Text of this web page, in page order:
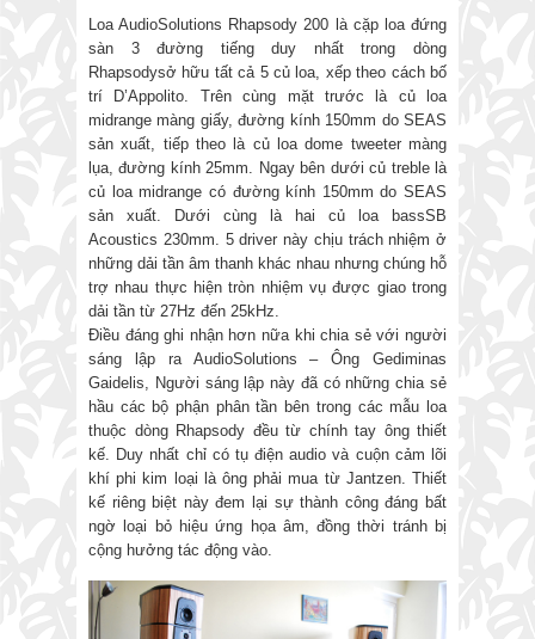
Loa AudioSolutions Rhapsody 200 là cặp loa đứng
sàn 3 đường tiếng duy nhất trong dòng
Rhapsodysở hữu tất cả 5 củ loa, xếp theo cách bố
trí D’Appolito. Trên cùng mặt trước là củ loa
midrange màng giấy, đường kính 150mm do SEAS
sản xuất, tiếp theo là củ loa dome tweeter màng
lụa, đường kính 25mm. Ngay bên dưới củ treble là
củ loa midrange có đường kính 150mm do SEAS
sản xuất. Dưới cùng là hai củ loa bassSB
Acoustics 230mm. 5 driver này chịu trách nhiệm ở
những dải tần âm thanh khác nhau nhưng chúng hỗ
trợ nhau thực hiện tròn nhiệm vụ được giao trong
dải tần từ 27Hz đến 25kHz.
Điều đáng ghi nhận hơn nữa khi chia sẻ với người
sáng lập ra AudioSolutions – Ông Gediminas
Gaidelis, Người sáng lập này đã có những chia sẻ
hầu các bộ phận phân tần bên trong các mẫu loa
thuộc dòng Rhapsody đều từ chính tay ông thiết
kế. Duy nhất chỉ có tụ điện audio và cuộn cảm lõi
khí phi kim loại là ông phải mua từ Jantzen. Thiết
kế riêng biệt này đem lại sự thành công đáng bất
ngờ loại bỏ hiệu ứng họa âm, đồng thời tránh bị
cộng hưởng tác động vào.